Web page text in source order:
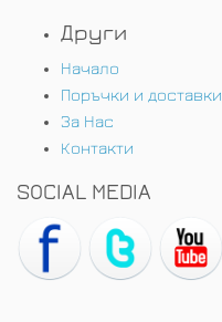
Други
Начало
Поръчки и доставки.
За Нас
Контакти
SOCIAL MEDIA